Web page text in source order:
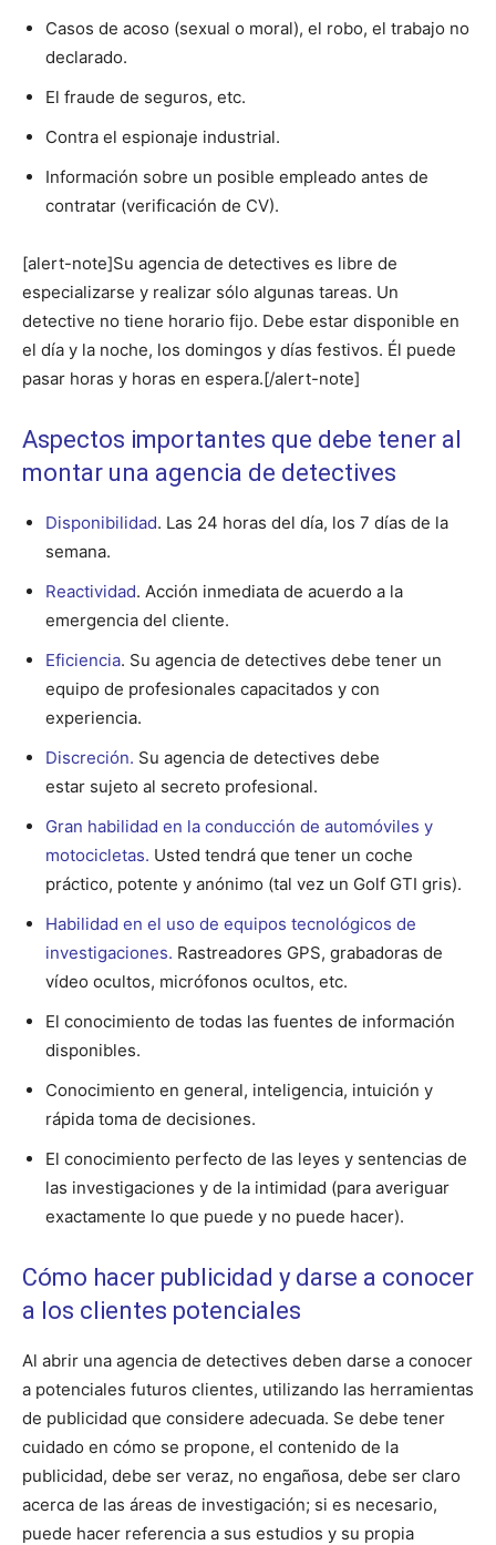
Casos de acoso (sexual o moral), el robo, el trabajo no
declarado.
El fraude de seguros, etc.
Contra el espionaje industrial.
Información sobre un posible empleado antes de
contratar (verificación de CV).
[alert-note]Su agencia de detectives es libre de
especializarse y realizar sólo algunas tareas. Un
detective no tiene horario fijo. Debe estar disponible en
el día y la noche, los domingos y días festivos. Él puede
pasar horas y horas en espera.[/alert-note]
Aspectos importantes que debe tener al
montar una agencia de detectives
Disponibilidad. Las 24 horas del día, los 7 días de la
semana.
Reactividad. Acción inmediata de acuerdo a la
emergencia del cliente.
Eficiencia. Su agencia de detectives debe tener un
equipo de profesionales capacitados y con
experiencia.
Discreción. Su agencia de detectives debe
estar sujeto al secreto profesional.
Gran habilidad en la conducción de automóviles y
motocicletas. Usted tendrá que tener un coche
práctico, potente y anónimo (tal vez un Golf GTI gris).
Habilidad en el uso de equipos tecnológicos de
investigaciones. Rastreadores GPS, grabadoras de
vídeo ocultos, micrófonos ocultos, etc.
El conocimiento de todas las fuentes de información
disponibles.
Conocimiento en general, inteligencia, intuición y
rápida toma de decisiones.
El conocimiento perfecto de las leyes y sentencias de
las investigaciones y de la intimidad (para averiguar
exactamente lo que puede y no puede hacer).
Cómo hacer publicidad y darse a conocer
a los clientes potenciales
Al abrir una agencia de detectives deben darse a conocer
a potenciales futuros clientes, utilizando las herramientas
de publicidad que considere adecuada. Se debe tener
cuidado en cómo se propone, el contenido de la
publicidad, debe ser veraz, no engañosa, debe ser claro
acerca de las áreas de investigación; si es necesario,
puede hacer referencia a sus estudios y su propia